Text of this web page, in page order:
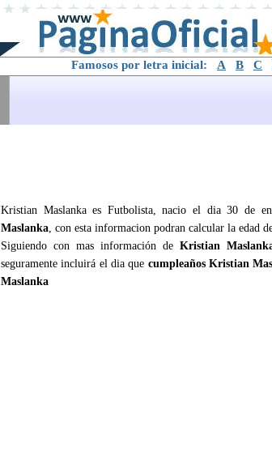
Famosos por letra inicial: A B C
Kristian Maslanka es Futbolista, nacio el dia 30 de
Maslanka, con esta informacion podran calcular la edad
Siguiendo con mas información de Kristian
seguramente incluirá el dia que cumpleaños Kristian
Maslanka